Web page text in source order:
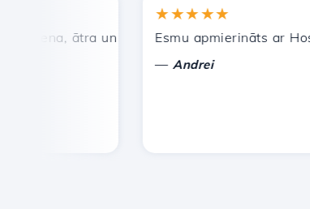
ātra un efektīva tehniskā atbalsta
★★★★★
Esmu apmierināts ar
Andrei